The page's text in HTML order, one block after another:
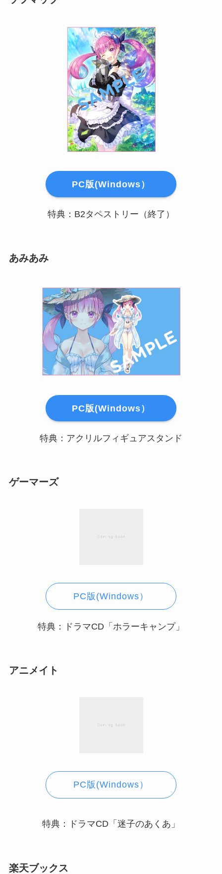
PC版(Windows）
特典：B2タペストリー（終了）
あみあみ
PC版(Windows）
特典：アクリルフィギュアスタンド
ゲーマーズ
PC版(Windows）
特典：ドラマCD「ホラーキャンプ」
アニメイト
PC版(Windows）
特典：ドラマCD「迷子のあくあ」
楽天ブックス